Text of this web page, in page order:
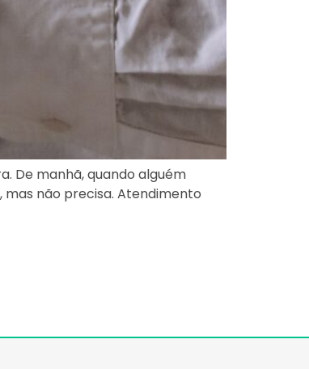
De manhã, quando alguém
não precisa. Atendimento